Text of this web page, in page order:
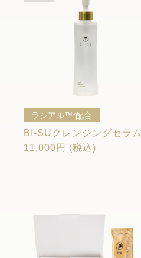
ラシアル™*配合
BI-SUクレンジングセラム
11,000円 (税込)